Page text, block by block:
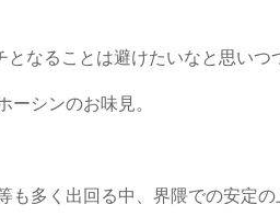
なることは避けたいなと思いつ
シンのお味見。
多く出回る中、界隈での安定